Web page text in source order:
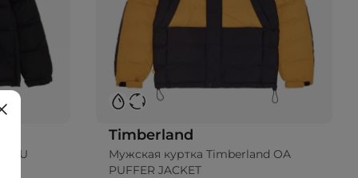
PU
Timberland
Мужская куртка Timberland OA
PUFFER JACKET